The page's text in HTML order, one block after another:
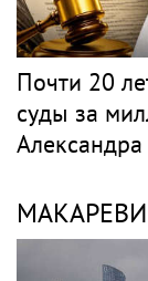
Почти 20
суды за
Александра